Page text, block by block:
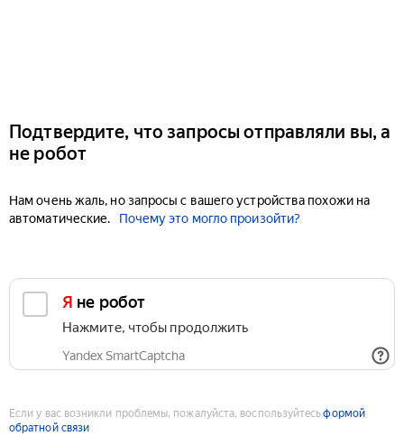
Подтвердите, что запросы отправляли вы, а
не робот
Нам очень жаль, но запросы с вашего устройства похожи на
автоматические.
Почему это могло произойти?
Я не робот
Нажмите, чтобы продолжить
Yandex SmartCaptcha
Если у вас возникли проблемы, пожалуйста, воспользуйтесьформой
обратной связи